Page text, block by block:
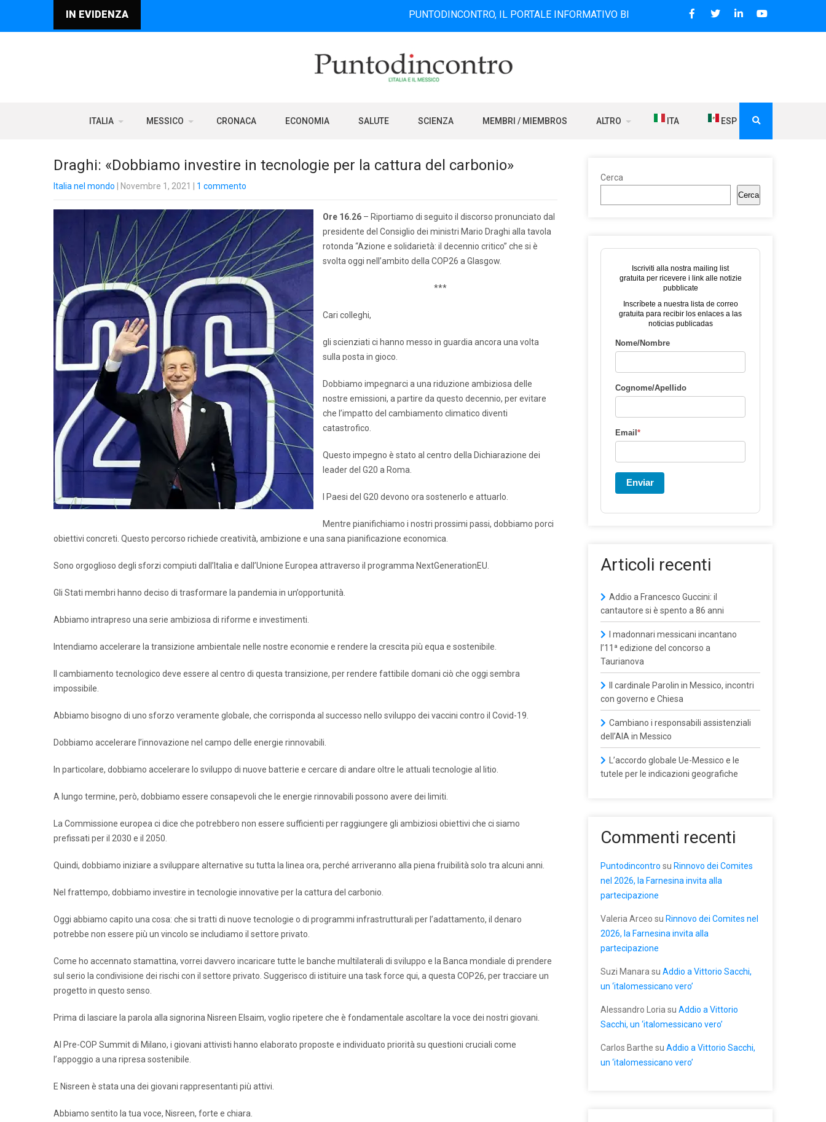
IN EVIDENZA PUNTODINCONTRO, IL PORTALE INFORMATIVO BILINGUE CHE DAL 2006 DIFFONDE NOTIZIE SUI
ITALIA MESSICO CRONACA ECONOMIA SALUTE SCIENZA MEMBRI / MIEMBROS ALTRO ITA ESP
Draghi: «Dobbiamo investire in tecnologie per la cattura del carbonio»
Italia nel mondo | Novembre 1, 2021 1 commento
Ore 16.26 – Riportiamo di seguito il discorso pronunciato dal
presidente del Consiglio dei ministri Mario Draghi alla tavola
rotonda “Azione e solidarietà: il decennio critico” che si è
svolta oggi nell’ambito della COP26 a Glasgow.
***
Cari colleghi,
gli scienziati ci hanno messo in guardia ancora una volta
sulla posta in gioco.
Dobbiamo impegnarci a una riduzione ambiziosa delle
nostre emissioni, a partire da questo decennio, per evitare
che l’impatto del cambiamento climatico diventi
catastrofico.
Questo impegno è stato al centro della Dichiarazione dei
leader del G20 a Roma.
I Paesi del G20 devono ora sostenerlo e attuarlo.
Mentre pianifichiamo i nostri prossimi passi, dobbiamo porci
obiettivi concreti. Questo percorso richiede creatività, ambizione e una sana pianificazione economica.
Sono orgoglioso degli sforzi compiuti dall’Italia e dall’Unione Europea attraverso il programma NextGenerationEU.
Gli Stati membri hanno deciso di trasformare la pandemia in un’opportunità.
Abbiamo intrapreso una serie ambiziosa di riforme e investimenti.
Intendiamo accelerare la transizione ambientale nelle nostre economie e rendere la crescita più equa e sostenibile.
Il cambiamento tecnologico deve essere al centro di questa transizione, per rendere fattibile domani ciò che oggi sembra
impossibile.
Abbiamo bisogno di uno sforzo veramente globale, che corrisponda al successo nello sviluppo dei vaccini contro il Covid-19.
Dobbiamo accelerare l’innovazione nel campo delle energie rinnovabili.
In particolare, dobbiamo accelerare lo sviluppo di nuove batterie e cercare di andare oltre le attuali tecnologie al litio.
A lungo termine, però, dobbiamo essere consapevoli che le energie rinnovabili possono avere dei limiti.
La Commissione europea ci dice che potrebbero non essere sufficienti per raggiungere gli ambiziosi obiettivi che ci siamo
prefissati per il 2030 e il 2050.
Quindi, dobbiamo iniziare a sviluppare alternative su tutta la linea ora, perché arriveranno alla piena fruibilità solo tra alcuni anni.
Nel frattempo, dobbiamo investire in tecnologie innovative per la cattura del carbonio.
Oggi abbiamo capito una cosa: che si tratti di nuove tecnologie o di programmi infrastrutturali per l’adattamento, il denaro
potrebbe non essere più un vincolo se includiamo il settore privato.
Come ho accennato stamattina, vorrei davvero incaricare tutte le banche multilaterali di sviluppo e la Banca mondiale di prendere
sul serio la condivisione dei rischi con il settore privato. Suggerisco di istituire una task force qui, a questa COP26, per tracciare un
progetto in questo senso.
Prima di lasciare la parola alla signorina Nisreen Elsaim, voglio ripetere che è fondamentale ascoltare la voce dei nostri giovani.
Al Pre-COP Summit di Milano, i giovani attivisti hanno elaborato proposte e individuato priorità su questioni cruciali come
l’appoggio a una ripresa sostenibile.
E Nisreen è stata una dei giovani rappresentanti più attivi.
Abbiamo sentito la tua voce, Nisreen, forte e chiara.
Cerca
Cerca
Iscriviti alla nostra mailing list
gratuita per ricevere i link alle notizie
pubblicate
Inscríbete a nuestra lista de correo
gratuita para recibir los enlaces a las
noticias publicadas
Nome/Nombre
Cognome/Apellido
Email *
Enviar
Articoli recenti
Addio a Francesco Guccini: il
cantautore si è spento a 86 anni
I madonnari messicani incantano
l’11ª edizione del concorso a
Taurianova
Il cardinale Parolin in Messico, incontri
con governo e Chiesa
Cambiano i responsabili assistenziali
dell’AIA in Messico
L’accordo globale Ue-Messico e le
tutele per le indicazioni geografiche
Commenti recenti
Puntodincontro su Rinnovo dei Comites
nel 2026, la Farnesina invita alla
partecipazione
Valeria Arceo su Rinnovo dei Comites nel
2026, la Farnesina invita alla
partecipazione
Suzi Manara su Addio a Vittorio Sacchi,
un ‘italomessicano vero’
Alessandro Loria su Addio a Vittorio
Sacchi, un ‘italomessicano vero’
Carlos Barthe su Addio a Vittorio Sacchi,
un ‘italomessicano vero’